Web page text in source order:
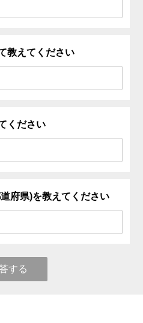
教えてください
ください
府県)を教えてください
する